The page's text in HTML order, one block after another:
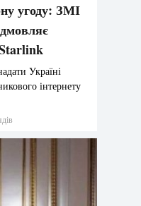
угоду: ЗМІ
Україні
інтернету